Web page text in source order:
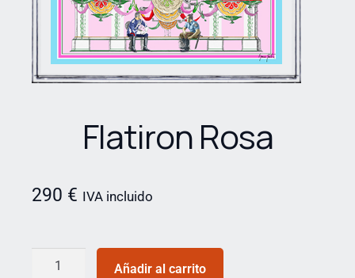
Flatiron Rosa
290 € IVA incluido
Añadir al carrito